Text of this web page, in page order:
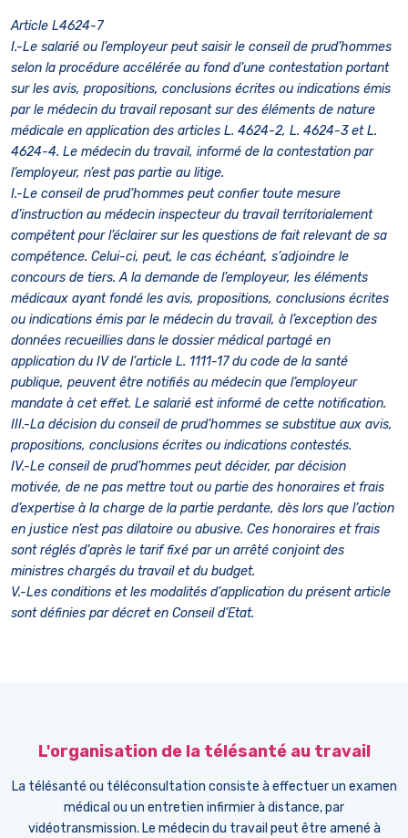
Article L4624-7
I.-Le salarié ou l’employeur peut saisir le conseil de prud’hommes
selon la procédure accélérée au fond d’une contestation portant
sur les avis, propositions, conclusions écrites ou indications émis
par le médecin du travail reposant sur des éléments de nature
médicale en application des articles L. 4624-2, L. 4624-3 et L.
4624-4. Le médecin du travail, informé de la contestation par
l’employeur, n’est pas partie au litige.
I.-Le conseil de prud’hommes peut confier toute mesure
d’instruction au médecin inspecteur du travail territorialement
compétent pour l’éclairer sur les questions de fait relevant de sa
compétence. Celui-ci, peut, le cas échéant, s’adjoindre le
concours de tiers. A la demande de l’employeur, les éléments
médicaux ayant fondé les avis, propositions, conclusions écrites
ou indications émis par le médecin du travail, à l’exception des
données recueillies dans le dossier médical partagé en
application du IV de l’article L. 1111-17 du code de la santé
publique, peuvent être notifiés au médecin que l’employeur
mandate à cet effet. Le salarié est informé de cette notification.
III.-La décision du conseil de prud’hommes se substitue aux avis,
propositions, conclusions écrites ou indications contestés.
IV.-Le conseil de prud’hommes peut décider, par décision
motivée, de ne pas mettre tout ou partie des honoraires et frais
d’expertise à la charge de la partie perdante, dès lors que l’action
en justice n’est pas dilatoire ou abusive. Ces honoraires et frais
sont réglés d’après le tarif fixé par un arrêté conjoint des
ministres chargés du travail et du budget.
V.-Les conditions et les modalités d’application du présent article
sont définies par décret en Conseil d’Etat.
L'organisation de la télésanté au travail
La télésanté ou téléconsultation consiste à effectuer un examen
médical ou un entretien infirmier à distance, par
vidéotransmission. Le médecin du travail peut être amené à